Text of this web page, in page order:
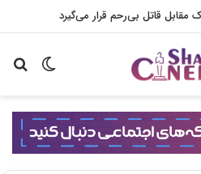
قاتل بی‌رحم قرار می‌گیرد
تغییر